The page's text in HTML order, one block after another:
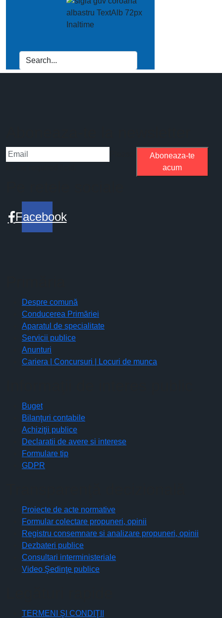
Aboneaza-te
acum
Facebook
Despre comună
Conducerea Primăriei
Aparatul de specialitate
Servicii publice
Anunturi
Cariera | Concursuri | Locuri de munca
Buget
Bilanţuri contabile
Achiziţii publice
Declaratii de avere si interese
Formulare tip
GDPR
Proiecte de acte normative
Formular colectare propuneri, opinii
Registru consemnare si analizare propuneri, opinii
Dezbateri publice
Consultari interministeriale
Video Şedinţe publice
TERMENI ŞI CONDIŢII